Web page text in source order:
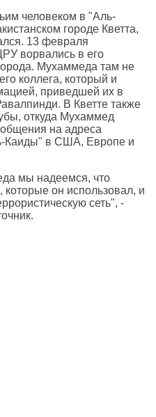
человеком в "Аль-
городе Кветта,
13 февраля
ворвались в его
Мухаммеда там не
коллега, который и
приведшей их в
В Кветте также
откуда Мухаммед
на адреса
Каиды" в США, Европе и
мы надеемся, что
он использовал, и
сеть", -